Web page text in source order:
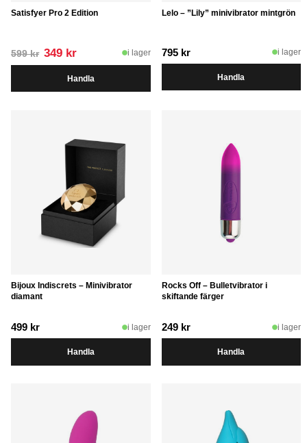
Satisfyer Pro 2 Edition
599kr Det
ursprungliga
priset
var:
349 krDet
nuvarande
priset
är:
i lager
Handla
Lelo – ”Lily” minivibrator mintgrön
795 kr i lager
Handla
Bijoux Indiscrets – Minivibrator
diamant
499 kr i lager
Handla
Rocks Off – Bulletvibrator i
skiftande färger
249 kr i lager
Handla